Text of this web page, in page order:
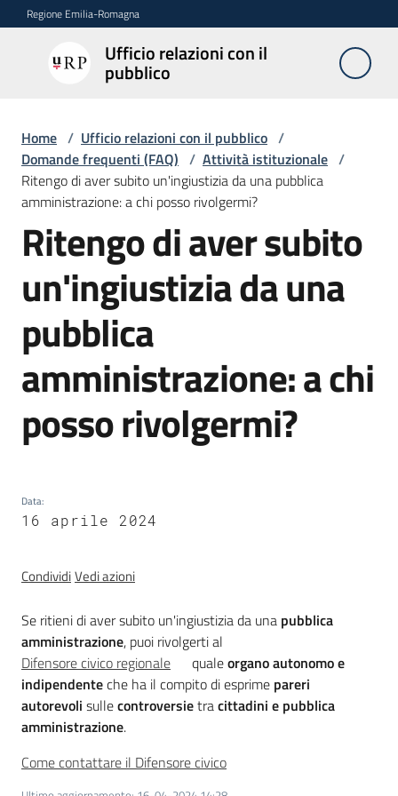
Vai al contenuto
Vai alla navigazione
Vai al footer
Regione Emilia-Romagna
Ufficio relazioni con il
pubblico
Ufficio
relazioni
pubblico
Novità
Servizi
dell'Urp
Accesso
e
frequenti
(FAQ)
P
r
s
o
n
e
e
r
g
Home / Ufficio relazioni con il pubblico /
Domande frequenti (FAQ) / Attività istituzionale /
Ritengo di aver subito un'ingiustizia da una pubblica
amministrazione: a chi posso rivolgermi?
Salta al contenuto
Ritengo di aver subito
un'ingiustizia da una
pubblica
amministrazione: a chi
posso rivolgermi?
Data:
16 aprile 2024
CondividiVedi azioni
Se ritieni di aver subito un'ingiustizia da una pubblica
amministrazione, puoi rivolgerti al
Difensore civico regionale
qualeorgano autonomo e
indipendenteche ha il compito di esprime pareri
autorevoli sullecontroversietracittadini e pubblica
amministrazione.
Come contattare il Difensore civico